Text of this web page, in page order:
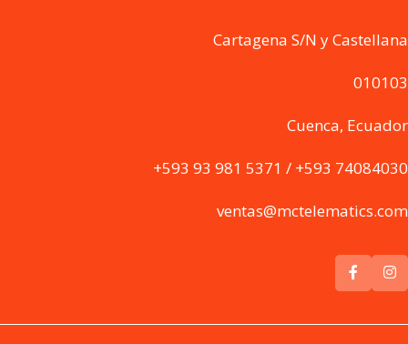
Cartagena S/N y Castellana
010103
Cuenca, Ecuador
+593 93 981 5371 / +593 74084030
ventas@mctelematics.com